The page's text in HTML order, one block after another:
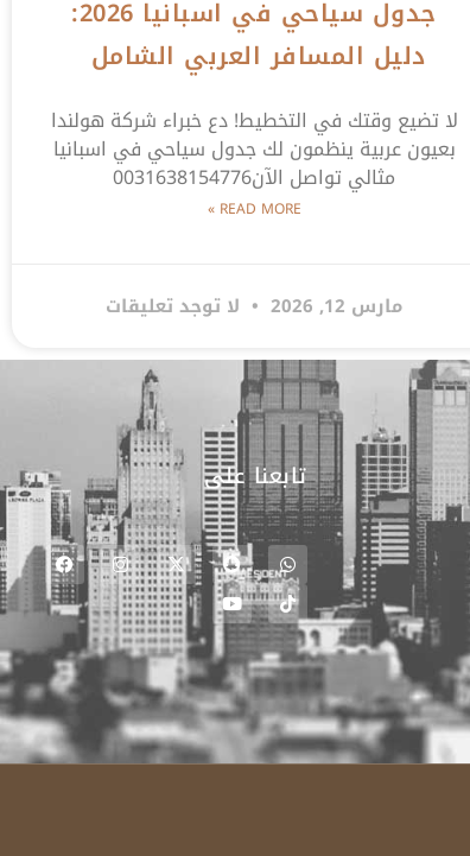
جدول سياحي في اسبانيا 2026:
دليل المسافر العربي الشامل
لا تضيع وقتك في التخطيط! دع خبراء شركة هولندا
بعيون عربية ينظمون لك جدول سياحي في اسبانيا
مثالي تواصل الآن0031638154776
READ MORE »
مارس 12, 2026 لا توجد تعليقات
تابعنا على